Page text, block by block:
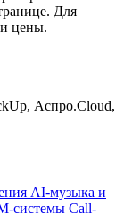
Для
и цены.
Аспро.Cloud,
AI-музыка и
системы Call-